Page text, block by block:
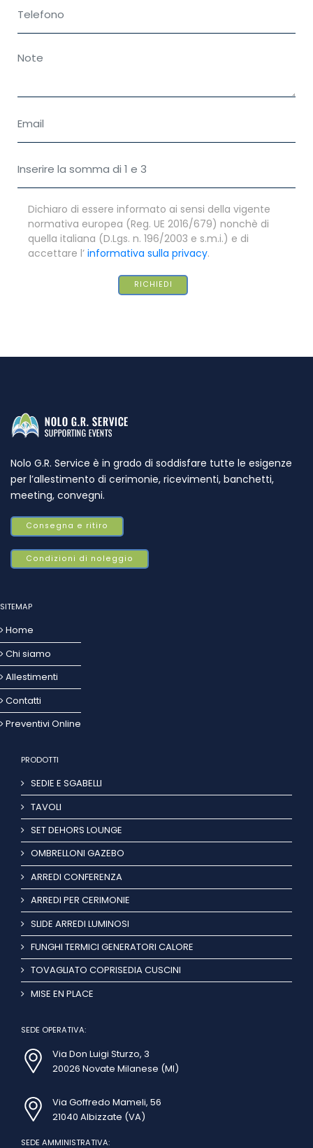
Dichiaro di essere informato ai sensi della vigente
normativa europea (Reg. UE 2016/679) nonchè di
quella italiana (D.Lgs. n. 196/2003 e s.m.i.) e di
accettare l’ informativa sulla privacy.
Nolo G.R. Service è in grado di soddisfare tutte le esigenze
per l’allestimento di cerimonie, ricevimenti, banchetti,
meeting, convegni.
Consegna e ritiro
Condizioni di noleggio
SITEMAP
Home
Chi siamo
Allestimenti
Contatti
Preventivi Online
PRODOTTI
SEDIE E SGABELLI
TAVOLI
SET DEHORS LOUNGE
OMBRELLONI GAZEBO
ARREDI CONFERENZA
ARREDI PER CERIMONIE
SLIDE ARREDI LUMINOSI
FUNGHI TERMICI GENERATORI CALORE
TOVAGLIATO COPRISEDIA CUSCINI
MISE EN PLACE
SEDE OPERATIVA:
Via Don Luigi Sturzo, 3
20026 Novate Milanese (MI)
Via Goffredo Mameli, 56
21040 Albizzate (VA)
SEDE AMMINISTRATIVA: